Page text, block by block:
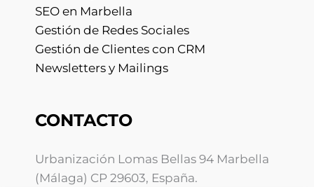
SEO en Marbella
Gestión de Redes Sociales
Gestión de Clientes con CRM
Newsletters y Mailings
CONTACTO
Urbanización Lomas Bellas 94 Marbella
(Málaga) CP 29603, España.